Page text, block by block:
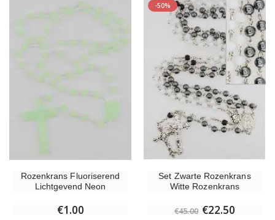
Rozenkrans Fluoriserend
Lichtgevend Neon
€1.00
-50%
Set Zwarte Rozenkrans
Witte Rozenkrans
€45.00 €22.50
-10%
€15.00 €13.50
€21.90
-20%
€24.90 €19.92
-20%